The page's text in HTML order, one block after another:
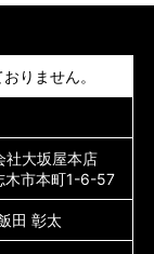
りません。
社大坂屋本店
木市本町1-6-57
田 彰太